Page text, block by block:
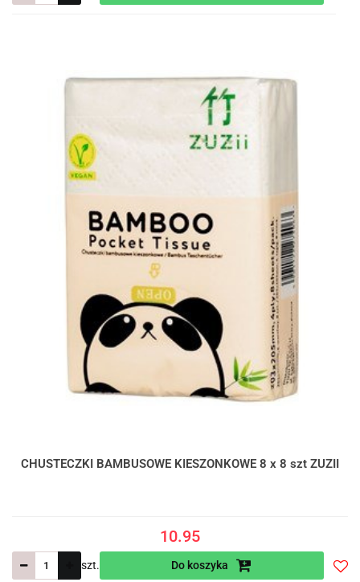
CHUSTECZKI BAMBUSOWE KIESZONKOWE 8 x 8 szt ZUZII
10.95
szt. Do koszyka